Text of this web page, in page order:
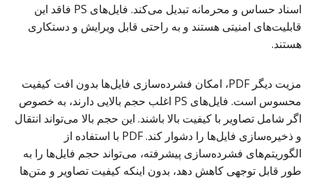
اسناد حساس و محرمانه تبدیل می‌کند. فایل‌های PS فاقد این
قابلیت‌های امنیتی هستند و به راحتی قابل ویرایش و دستکاری
هستند.
مزیت دیگر PDF، امکان فشرده‌سازی فایل‌ها بدون افت کیفیت
محسوس است. فایل‌های PS اغلب حجم بالایی دارند، به خصوص
اگر شامل تصاویر با کیفیت بالا باشند. این حجم بالا می‌تواند انتقال
و ذخیره‌سازی فایل‌ها را دشوار کند. PDF با استفاده از
الگوریتم‌های فشرده‌سازی پیشرفته، می‌تواند حجم فایل‌ها را به
طور قابل توجهی کاهش دهد، بدون اینکه کیفیت تصاویر و متن‌ها